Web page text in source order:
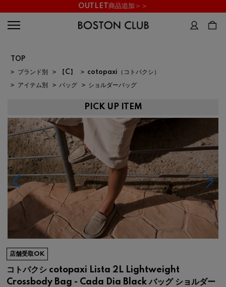
OUTLET商品追加＞＞
TOP
> ブランド別 > 【C】 > cotopaxi（コトパクシ）
> アイテム別 > バッグ > ショルダーバッグ
PICK UP ITEM
店舗受取OK
コトパクシ cotopaxi Lista 2L Lightweight
Crossbody Bag - Cada Dia Black バッグ ショルダー